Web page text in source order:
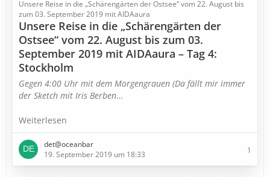
Unsere Reise in die „Schärengärten der Ostsee“ vom 22. August bis
zum 03. September 2019 mit AIDAaura
Unsere Reise in die „Schärengärten der
Ostsee“ vom 22. August bis zum 03.
September 2019 mit AIDAaura – Tag 4:
Stockholm
Gegen 4:00 Uhr mit dem Morgengrauen (Da fällt mir immer
der Sketch mit Iris Berben…
Weiterlesen
det@oceanbar
19. September 2019 um 18:33
1